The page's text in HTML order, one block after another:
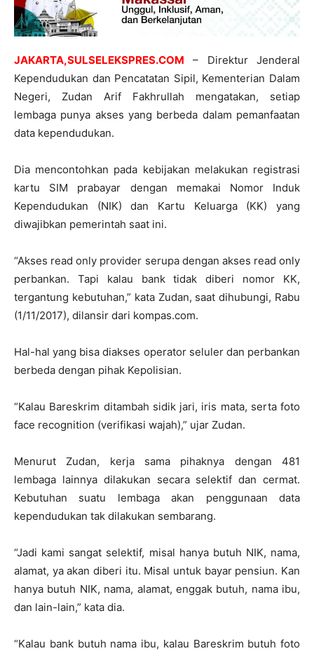
JAKARTA,SULSELEKSPRES.COM – Direktur Jenderal
Kependudukan dan Pencatatan Sipil, Kementerian Dalam
Negeri, Zudan Arif Fakhrullah mengatakan, setiap
lembaga punya akses yang berbeda dalam pemanfaatan
data kependudukan.
Dia mencontohkan pada kebijakan melakukan registrasi
kartu SIM prabayar dengan memakai Nomor Induk
Kependudukan (NIK) dan Kartu Keluarga (KK) yang
diwajibkan pemerintah saat ini.
“Akses read only provider serupa dengan akses read only
perbankan. Tapi kalau bank tidak diberi nomor KK,
tergantung kebutuhan,” kata Zudan, saat dihubungi, Rabu
(1/11/2017), dilansir dari kompas.com.
Hal-hal yang bisa diakses operator seluler dan perbankan
berbeda dengan pihak Kepolisian.
“Kalau Bareskrim ditambah sidik jari, iris mata, serta foto
face recognition (verifikasi wajah),” ujar Zudan.
Menurut Zudan, kerja sama pihaknya dengan 481
lembaga lainnya dilakukan secara selektif dan cermat.
Kebutuhan suatu lembaga akan penggunaan data
kependudukan tak dilakukan sembarang.
“Jadi kami sangat selektif, misal hanya butuh NIK, nama,
alamat, ya akan diberi itu. Misal untuk bayar pensiun. Kan
hanya butuh NIK, nama, alamat, enggak butuh, nama ibu,
dan lain-lain,” kata dia.
“Kalau bank butuh nama ibu, kalau Bareskrim butuh foto